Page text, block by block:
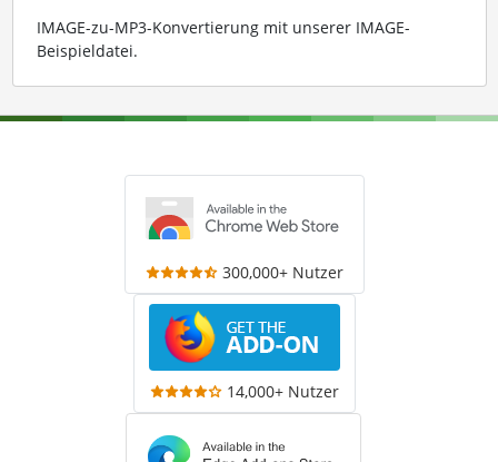
IMAGE-zu-MP3-Konvertierung mit unserer IMAGE-
Beispieldatei.
300,000+ Nutzer
14,000+ Nutzer